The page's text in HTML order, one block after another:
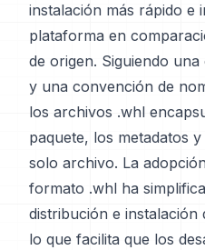
instalación más rápido e
plataforma en
de origen. Siguiendo
y una convención de
los archivos .whl
paquete, los metadatos
solo archivo. La
formato .whl ha
distribución e instalación
lo que facilita que los